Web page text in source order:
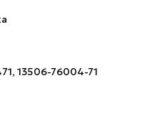
13506-76004-71